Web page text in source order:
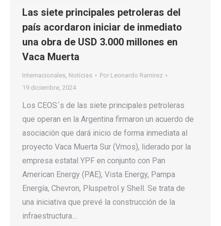
Las siete principales petroleras del
país acordaron iniciar de inmediato
una obra de USD 3.000 millones en
Vaca Muerta
Internacionales, Noticias Por Leonardo Ramirez
19 diciembre, 2024
Los CEOS´s de las siete principales petroleras
que operan en la Argentina firmaron un acuerdo de
asociación que dará inicio de forma inmediata al
proyecto Vaca Muerta Sur (Vmos), liderado por la
empresa estatal YPF en conjunto con Pan
American Energy (PAE), Vista Energy, Pampa
Energía, Chevron, Pluspetrol y Shell. Se trata de
una iniciativa que prevé la construcción de la
infraestructura…